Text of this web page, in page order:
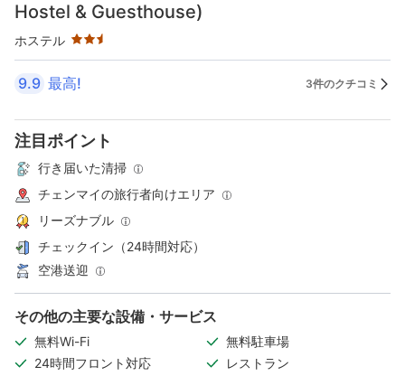
Hostel & Guesthouse)
ホステル
9.9 最高! 3件のクチコミ
注目ポイント
行き届いた清掃
チェンマイの旅行者向けエリア
リーズナブル
チェックイン（24時間対応）
空港送迎
その他の主要な設備・サービス
無料Wi-Fi
無料駐車場
24時間フロント対応
レストラン